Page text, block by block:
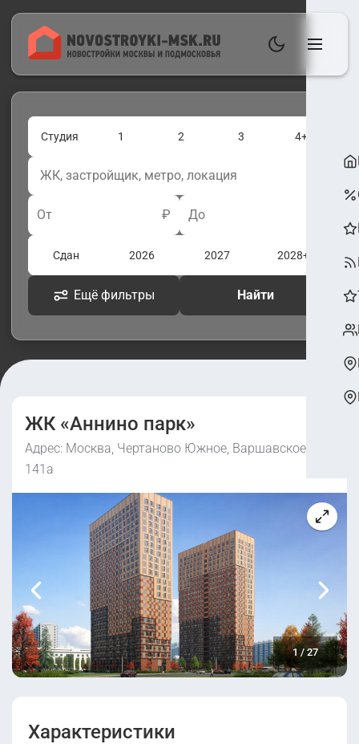
Студия 1 2 3 4+
От ₽ До
Сдан 2026 2027 2028+
Ещё фильтры Найти
ЖК «Аннино парк»
Адрес: Москва, Чертаново Южное, Варшавское ш.,
141а
1 /27
Характеристики